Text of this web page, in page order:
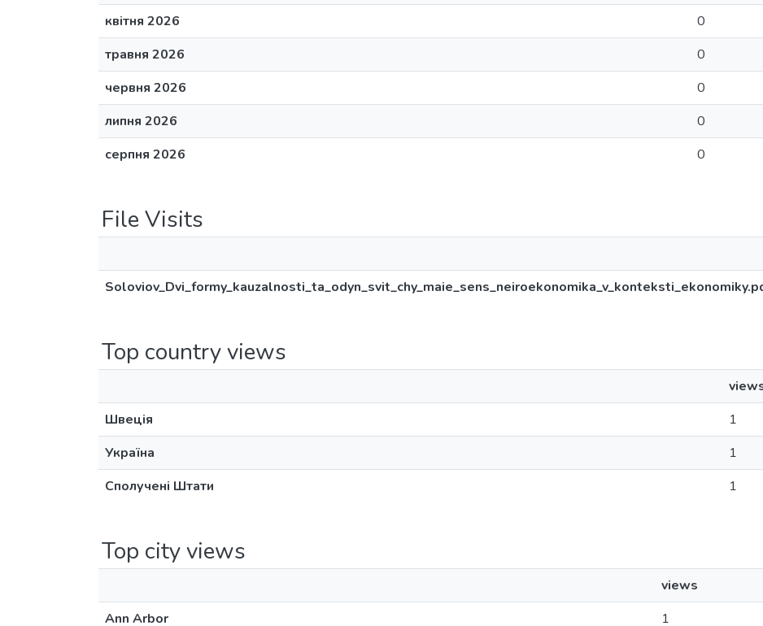
квітня 2026
0
травня 2026
0
червня 2026
0
липня 2026
0
серпня 2026
0
File Visits
Top country views
Швеція
1
Україна
1
Сполучені Штати
1
Top city views
views
Ann Arbor
1